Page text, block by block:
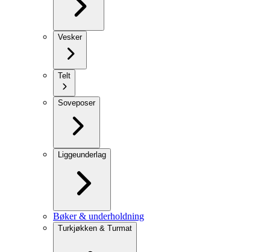
Vesker
Telt
Soveposer
Liggeunderlag
Bøker & underholdning
Turkjøkken & Turmat